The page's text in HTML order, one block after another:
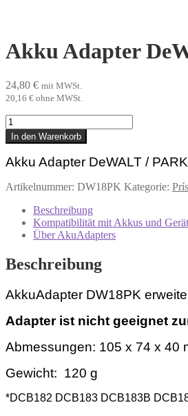
Akku Adapter
24,80 € mit MWSt.
20,16 € ohne MWSt.
Akku
Adapter
DeWALT
PARKSIDE
Menge
In den Warenkorb
Akku Adapter DeWALT /
Artikelnummer: DW18PK Kategorie:
Beschreibung
Kompatibilität mit Akkus und
Über AkuAdapters
Beschreibung
AkkuAdapter DW18PK
Adapter ist nicht geeignet
Abmessungen: 105 x 74 x 40
Gewicht: 120 g
*DCB182 DCB183 DCB183B